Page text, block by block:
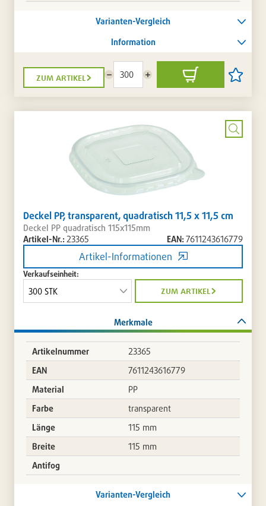
Varianten-Vergleich
Information
zum artikel
Menge
reduzieren
Menge
erhöhen
In
den
Artikel
/
Bild
Deckel PP, transparent, quadratisch 11,5 x 11,5 cm
Deckel PP quadratisch 115x115mm
Artikel-Nr.: 23365 EAN:7611243616779
Artikel-Informationen
Verkaufseinheit:
zum artikel
Merkmale
Artikelnummer
23365
EAN
7611243616779
Material
PP
Farbe
transparent
Länge
115 mm
Breite
115 mm
Antifog
Varianten-Vergleich